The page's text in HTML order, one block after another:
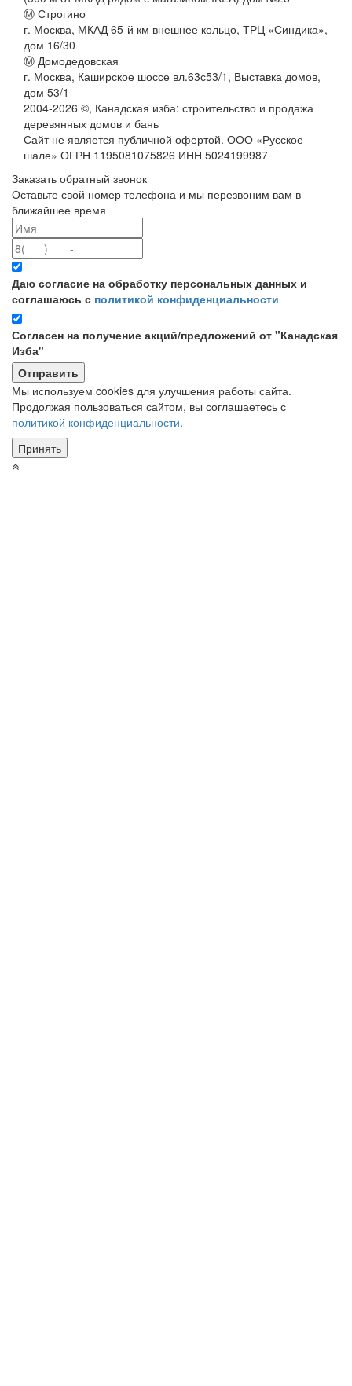
Ⓜ Строгино
г. Москва, МКАД 65-й км внешнее кольцо, ТРЦ «Синдика»,
дом 16/30
Ⓜ Домодедовская
г. Москва, Каширское шоссе вл.63с53/1, Выставка домов,
дом 53/1
2004-2026 ©, Канадская изба: строительство и продажа
деревянных домов и бань
Сайт не является публичной офертой. ООО «Русское
шале» ОГРН 1195081075826 ИНН 5024199987
Заказать обратный звонок
Оставьте свой номер телефона и мы перезвоним вам в
ближайшее время
Даю согласие на обработку персональных данных и
соглашаюсь с политикой конфиденциальности
Согласен на получение акций/предложений от "Канадская
Изба"
Мы используем cookies для улучшения работы сайта.
Продолжая пользоваться сайтом, вы соглашаетесь с
политикой конфиденциальности.
Принять